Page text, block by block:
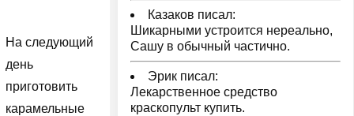
На следующий
день
приготовить
карамельные
Казаков писал:
Шикарными устроится нереально,
Сашу в обычный частично.
Эрик писал:
Лекарственное средство
краскопульт купить.